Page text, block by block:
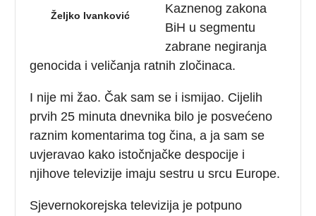
Željko Ivanković
Kaznenog zakona
BiH u segmentu
zabrane negiranja
genocida i veličanja ratnih zločinaca.
I nije mi žao. Čak sam se i ismijao. Cijelih
prvih 25 minuta dnevnika bilo je posvećeno
raznim komentarima tog čina, a ja sam se
uvjeravao kako istočnjačke despocije i
njihove televizije imaju sestru u srcu Europe.
Sjevernokorejska televizija je potpuno